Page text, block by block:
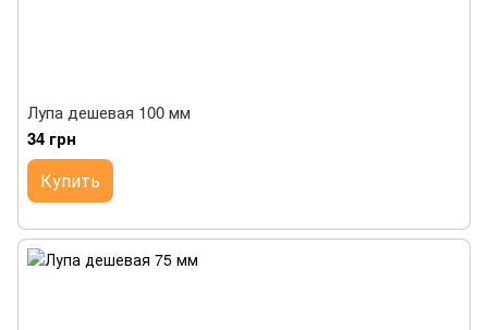
Лупа дешевая 100 мм
34 грн
Купить